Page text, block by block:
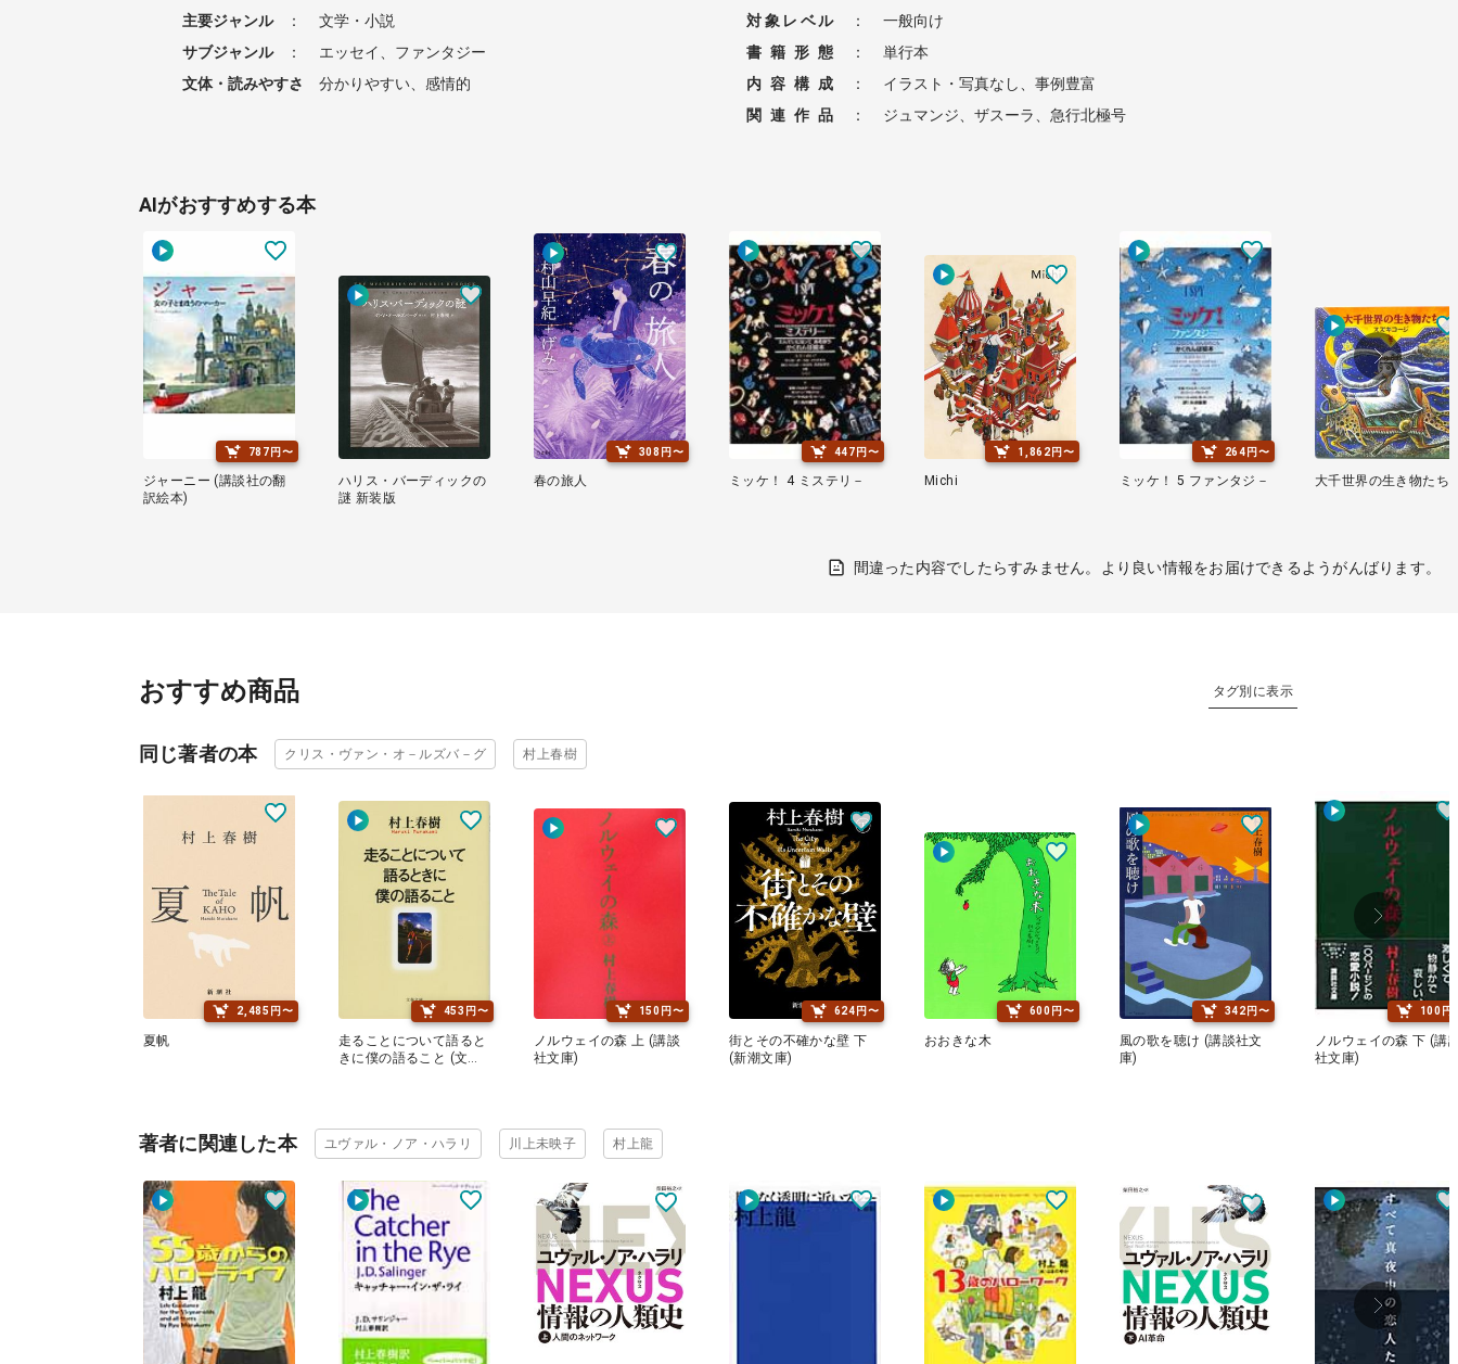
主要ジャンル
：
文学・小説
サブジャンル
：
エッセイ、ファンタジー
文体・読みやすさ
： 分かりやすい、感情的
対象レベル
：
一般向け
書籍形態
：
単行本
内容構成
：
イラスト・写真なし、事例豊富
関連作品
： ジュマンジ、ザスーラ、急行北極号
AIがおすすめする本
787円〜
ジャーニー (講談社の翻
訳絵本)
ハリス・バーディックの
謎 新装版
308円〜
春の旅人
447円〜
ミッケ！ 4 ミステリ－
1,862円〜
Michi
264円〜
ミッケ！ 5 ファンタジ－ 大千世界の生き物たち
間違った内容でしたらすみません。より良い情報をお届けできるようがんばります。
おすすめ商品 タグ別に表示
同じ著者の本 クリス・ヴァン・オ－ルズバ－グ 村上春樹
2,485円〜
夏帆
453円〜
走ることについて語ると
きに僕の語ること (文春
150円〜
ノルウェイの森 上 (講談
社文庫)
624円〜
街とその不確かな壁 下
(新潮文庫)
600円〜
おおきな木
342円〜
風の歌を聴け (講談社文
庫)
100円
ノルウェイの森 下 (講
社文庫)
著者に関連した本 ユヴァル・ノア・ハラリ 川上未映子 村上龍